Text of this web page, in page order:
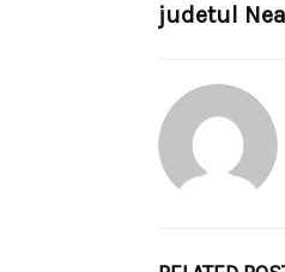
judetul